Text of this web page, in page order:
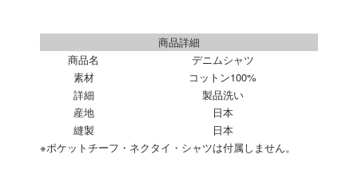
商品詳細
商品名
デニムシャツ
素材
コットン100%
詳細
製品洗い
産地
日本
縫製
日本
※ポケットチーフ・ネクタイ・シャツは付属しません。